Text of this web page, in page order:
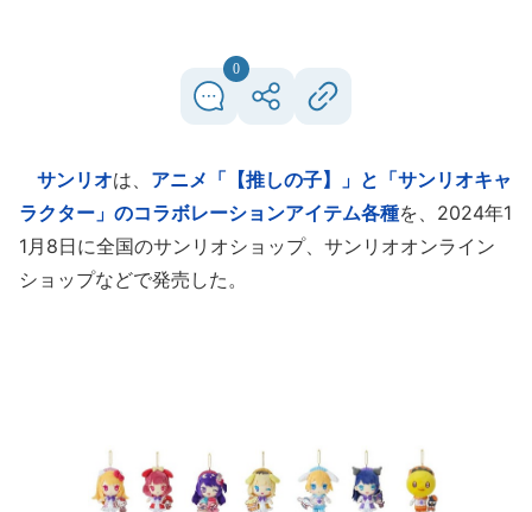
0
サンリオは、 アニメ「【推しの子】」と「サンリオキャ
ラクター」のコラボレーションアイテム各種を、2024年1
1月8日に全国のサンリオショップ、サンリオオンライン
ショップなどで発売した。